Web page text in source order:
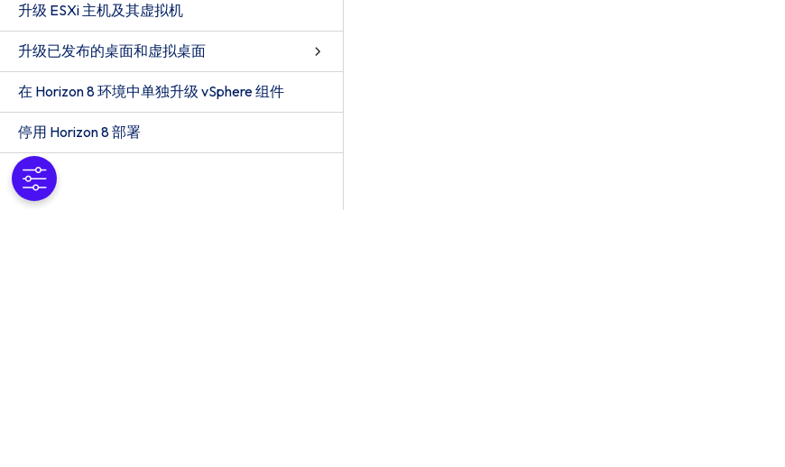
升级 ESXi 主机及其虚拟机
升级已发布的桌面和虚拟桌面
在 Horizon 8 环境中单独升级 vSphere 组件
停用 Horizon 8 部署